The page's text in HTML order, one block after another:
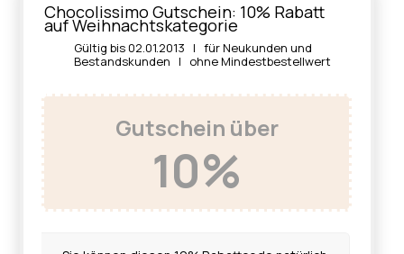
Chocolissimo Gutschein: 10% Rabatt
auf Weihnachtskategorie
Gültig bis 02.01.2013 | für Neukunden und
Bestandskunden | ohne Mindestbestellwert
Gutschein über
10%